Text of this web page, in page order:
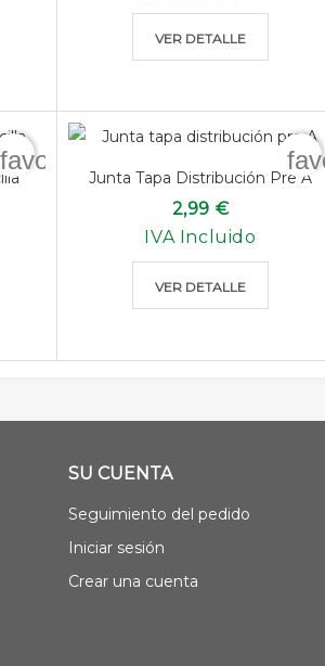
VER DETALLE
favorite_border
Junta Tapa Distribución Pre A
2,99 €
IVA Incluido
VER DETALLE
SU CUENTA
Seguimiento del pedido
Iniciar sesión
Crear una cuenta